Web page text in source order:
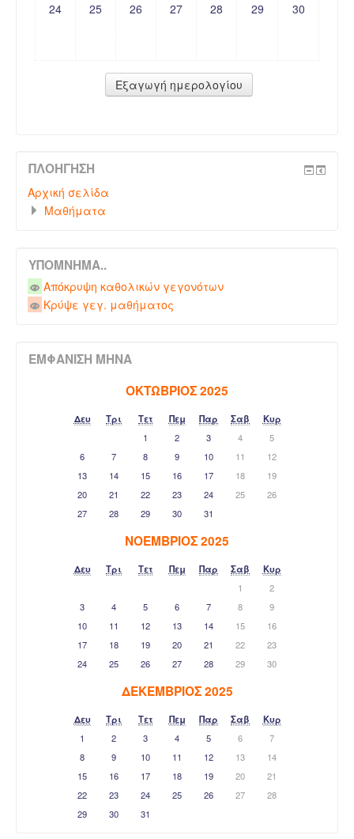
24 25 26 27 28 29 30
ΠΛΟΉΓΗΣΗ
Αρχική σελίδα
Μαθήματα
ΥΠΌΜΝΗΜΑ..
Απόκρυψη καθολικών γεγονότων
Κρύψε γεγ. μαθήματος
ΕΜΦΆΝΙΣΗ ΜΉΝΑ
ΟΚΤΏΒΡΙΟΣ 2025
Δευ Τρι Τετ Πεμ Παρ Σαβ
Κυρ
1
2 3 4
5
6
7 8 9 10 11
12
13
14 15 16 17 18
19
20
21 22 23 24 25
26
27
28 29 30 31
ΝΟΈΜΒΡΙΟΣ 2025
Δευ Τρι Τετ Πεμ Παρ Σαβ
Κυρ
1
2
3
4 5 6 7 8
9
10
11 12 13 14 15
16
17
18 19 20 21 22
23
24
25 26 27 28 29 30
ΔΕΚΈΜΒΡΙΟΣ 2025
Δευ Τρι Τετ Πεμ Παρ Σαβ
Κυρ
1
2 3 4 5 6
7
8
9 10 11 12 13
14
15
16 17 18 19 20
21
22
23 24 25 26 27
28
29
30 31